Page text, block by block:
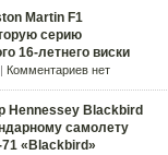
Martin F1
серию
16-летнего виски
Комментариев нет
Hennessey Blackbird
самолету
71 «Blackbird»